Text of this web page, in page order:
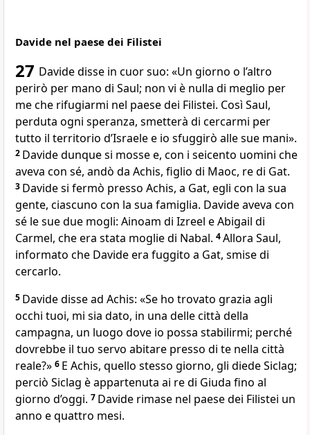
Davide nel paese dei Filistei
27 Davide disse in cuor suo: «Un giorno o l’altro
perirò per mano di Saul; non vi è nulla di meglio per
me che rifugiarmi nel paese dei Filistei. Così Saul,
perduta ogni speranza, smetterà di cercarmi per
tutto il territorio d’Israele e io sfuggirò alle sue mani».
2 Davide dunque si mosse e, con i seicento uomini che
aveva con sé, andò da Achis, figlio di Maoc, re di Gat.
3 Davide si fermò presso Achis, a Gat, egli con la sua
gente, ciascuno con la sua famiglia. Davide aveva con
sé le sue due mogli: Ainoam di Izreel e Abigail di
Carmel, che era stata moglie di Nabal. 4Allora Saul,
informato che Davide era fuggito a Gat, smise di
cercarlo.
5 Davide disse ad Achis: «Se ho trovato grazia agli
occhi tuoi, mi sia dato, in una delle città della
campagna, un luogo dove io possa stabilirmi; perché
dovrebbe il tuo servo abitare presso di te nella città
reale?» 6 E Achis, quello stesso giorno, gli diede Siclag;
perciò Siclag è appartenuta ai re di Giuda fino al
giorno d’oggi. 7 Davide rimase nel paese dei Filistei un
anno e quattro mesi.